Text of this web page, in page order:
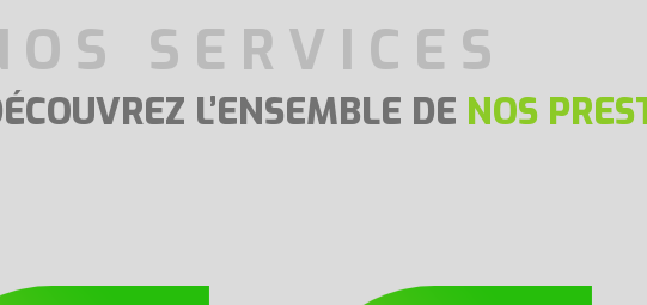
SERVICES
L’ENSEMBLE DE NOS